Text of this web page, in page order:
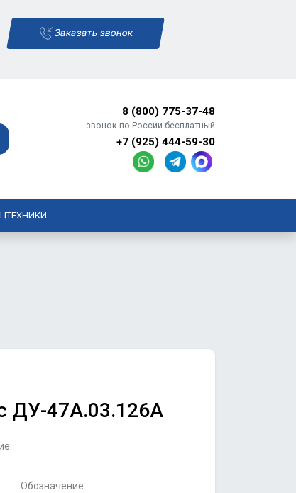
Заказать звонок
8 (800) 775-37-48
звонок по России бесплатный
+7 (925) 444-59-30
ДУ-47А.03.126А
Обозначение: